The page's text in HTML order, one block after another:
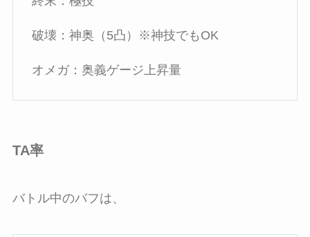
破壊：神奥（5凸）※神技でもOK
オメガ：奥義ゲージ上昇量
TA率
バトル中のバフは、